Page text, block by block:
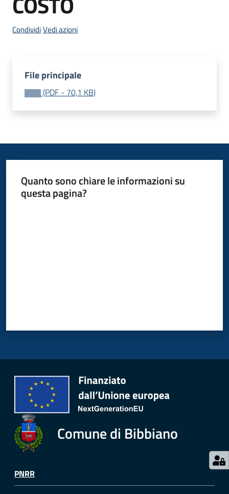
PNRR
Tutti
argomenti...
Seguici
CondividiVedi azioni
File principale
(PDF - 70,1 KB)
Quanto sono chiare le informazioni su
questa pagina?
Comune di Bibbiano
PNRR